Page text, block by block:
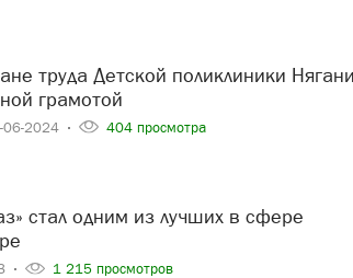
грамотой
06-2024 404 просмотра
1 215 просмотров